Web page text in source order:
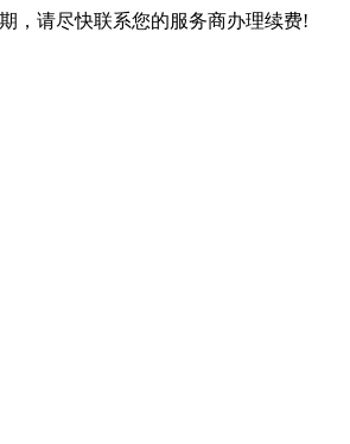
，请尽快联系您的服务商办理续费!